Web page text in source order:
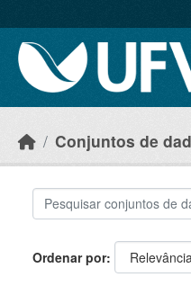
Conjuntos de
Ordenar por